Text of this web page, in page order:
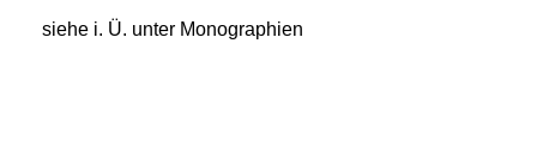
siehe i. Ü. unter Monographien